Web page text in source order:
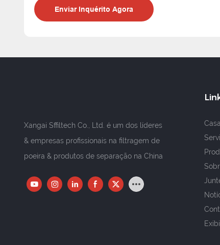
Enviar Inquérito Agora
Xangai Sffiltech Co., Ltd. é um dos líderes
& empresas profissionais na filtragem de
poeira & produtos de separação na China
Casa